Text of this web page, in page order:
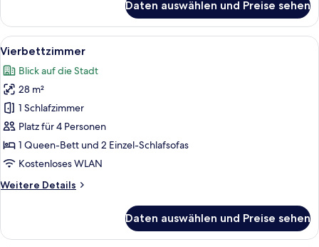
Zimmer,
Queen-
Daten auswählen und Preise sehen
Alle
Fotos
für
Vierbettzimmer
anzeigen
Ein Hotelzimmer mit einem Bett,
39
Vierbettzimmer
Blick auf die Stadt
28 m²
1 Schlafzimmer
Platz für 4 Personen
1 Queen-Bett und 2 Einzel-Schlafsofas
Kostenloses WLAN
Weitere Details
Weitere
Daten auswählen und Preise sehen